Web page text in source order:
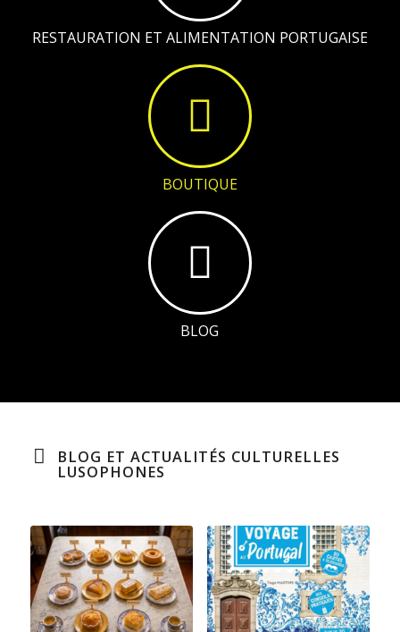
RESTAURATION ET ALIMENTATION PORTUGAISE
BOUTIQUE
BLOG
BLOG ET ACTUALITÉS CULTURELLES
LUSOPHONES